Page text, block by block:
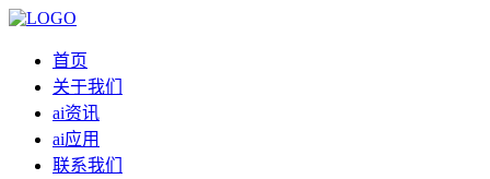
首页
关于我们
ai资讯
ai应用
联系我们